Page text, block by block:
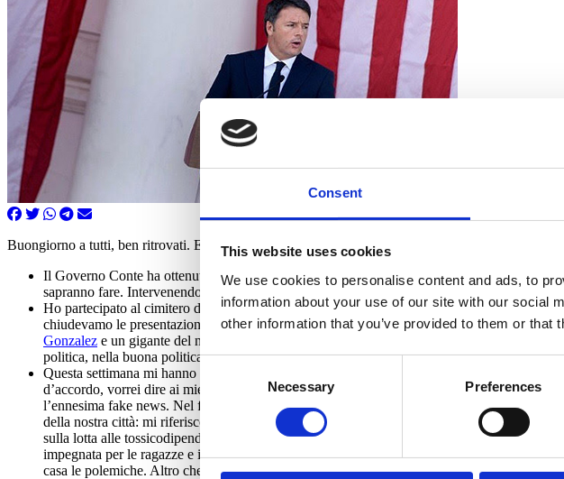
Consent
This website uses cookies
We use cookies to personalise content and ads, to
information about your use of our site with our social
other information that you’ve provided to them or
Consent
Selection
Necessary Preferences
Buongiorno a tutti, ben ritrovati. E-News super sintetica, per una volta
Il Governo Conte ha ottenuto la fiducia. Tutti i giorni premier, vicepremier e ministri
sapranno fare. Intervenendo in Senato ho spiegato perché noi siamo radicalmente un’altra
Ho partecipato al cimitero di Arlington alla cerimonia in ricordo dei 50 anni della morte di
chiudevamo le presentazioni del libro “Fuori” con il brano di Bobby sul PIL?). Ho avuto
Gonzalez e un gigante del nostro tempo come John Lewis, l’uomo della marcia di Selma
politica, nella buona politica. L’eredità di RFK è più viva che mai, anche in questa
Questa settimana mi hanno criticato perché ho fatto alcuni viaggi all’estero. Funziona
d’accordo, vorrei dire ai miei critici. Vorrei però rassicurare tutti: per il momento ho il
l’ennesima fake news. Nel frattempo segnalo alcune iniziative cui parteciperò nel mio
della nostra città: mi riferisco a Zaira, cuore e anima del progetto Villa Lorenzi. Si tratta di
sulla lotta alle tossicodipendenze. Domani invece sulla pista degli Assi si correrà una
impegnata per le ragazze e i ragazzi con la sindrome di Down. Chi vuole scendere in
casa le polemiche. Altro che due mesi di convegni all’estero:-)